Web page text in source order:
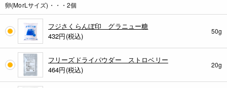
卵(MorLサイズ)・・・2個
フジさくらんぼ印 グラニュー糖
432円(税込)
50g
フリーズドライパウダー ストロベリー
464円(税込)
20g